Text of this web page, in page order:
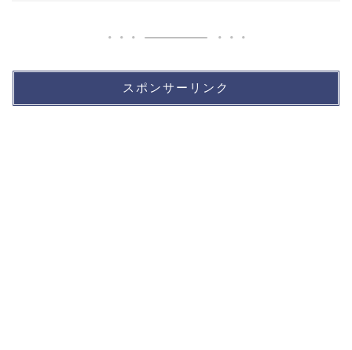
スポンサーリンク